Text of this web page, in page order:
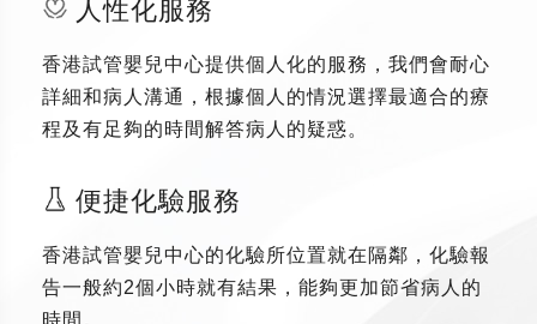
人性化服務
香港試管嬰兒中心提供個人化的服務，我們會耐心
詳細和病人溝通，根據個人的情況選擇最適合的療
程及有足夠的時間解答病人的疑惑。
便捷化驗服務
香港試管嬰兒中心的化驗所位置就在隔鄰，化驗報
告一般約2個小時就有結果，能夠更加節省病人的
時間。